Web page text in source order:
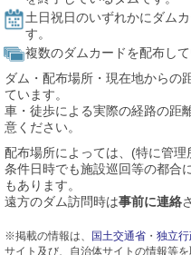
土日祝日のいずれかにダム
す。
複数のダムカードを配布して
ダム・配布場所・現在地からの
ています。
車・徒歩による実際の経路の距
意ください。
配布場所によっては、(特に管
条件日時でも施設巡回等の都合
もあります。
遠方のダム訪問時は事前に連絡
※掲載の情報は、 国土交通省 ・ 独立
サイト及び、自治体サイトの情報等を